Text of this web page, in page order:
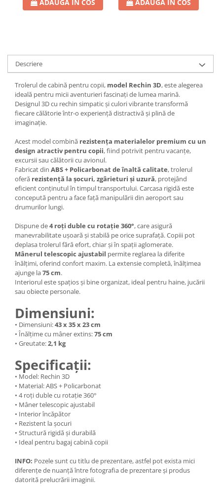
ADAUGA IN COS ADAUGA IN COS
Descriere
Trolerul de cabină pentru copii, model Rechin 3D, este alegerea
ideală pentru micii aventurieri fascinați de lumea marină.
Designul 3D cu rechin simpatic și culori vibrante transformă
fiecare călătorie într-o experiență distractivă și plină de
imaginație.
Acest model combină rezistența materialelor premium cu un
design atractiv pentru copii, fiind potrivit pentru vacanțe,
excursii sau călătorii cu avionul.
Fabricat din ABS + Policarbonat de înaltă calitate, trolerul
oferă rezistență la șocuri, zgârieturi și uzură, protejând
eficient conținutul în timpul transportului. Carcasa rigidă este
concepută pentru a face față manipulării din aeroport sau
drumurilor lungi.
Dispune de4 roți duble cu rotație 360°, care asigură
manevrabilitate ușoară și stabilă pe orice suprafață. Copiii pot
deplasa trolerul fără efort, chiar și în spații aglomerate.
Mânerul telescopic ajustabil permite reglarea la diferite
înălțimi, oferind confort maxim. La extensie completă, înălțimea
ajunge la75 cm.
Interiorul este spațios și bine organizat, ideal pentru haine, jucării
sau obiecte personale.
Dimensiuni:
• Dimensiuni:43 x 35 x 23 cm
• Înălțime cu mâner extins:75 cm
• Greutate:2,1 kg
Specificații:
• Model: Rechin 3D
• Material: ABS + Policarbonat
• 4 roți duble cu rotație 360°
• Mâner telescopic ajustabil
• Interior încăpător
• Rezistent la șocuri
• Structură rigidă și durabilă
• Ideal pentru bagaj cabină copii
INFO: Pozele sunt cu titlu de prezentare, astfel pot exista mici
diferențe de nuanță între fotografia de prezentare și produs
datorită prelucrării imaginii.